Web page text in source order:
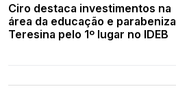
Ciro destaca investimentos na
área da educação e parabeniza
Teresina pelo 1º lugar no IDEB